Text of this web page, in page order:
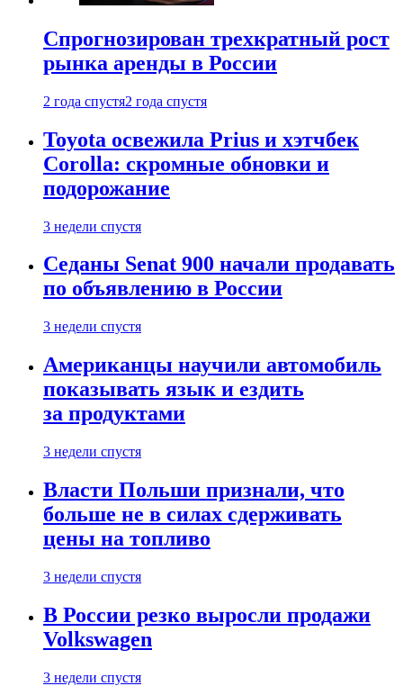
Спрогнозирован трехкратный рост
рынка аренды в России
2 года спустя2 года спустя
Toyota освежила Prius и хэтчбек
Corolla: скромные обновки и
подорожание
3 недели спустя
Седаны Senat 900 начали продавать
по объявлению в России
3 недели спустя
Американцы научили автомобиль
показывать язык и ездить
за продуктами
3 недели спустя
Власти Польши признали, что
больше не в силах сдерживать
цены на топливо
3 недели спустя
В России резко выросли продажи
Volkswagen
3 недели спустя